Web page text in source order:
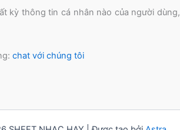
kỳ thông tin cá nhân nào của người dùng,
chat với chúng tôi